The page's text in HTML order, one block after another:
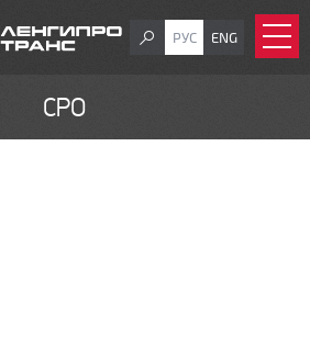
РУС ENG
СРО